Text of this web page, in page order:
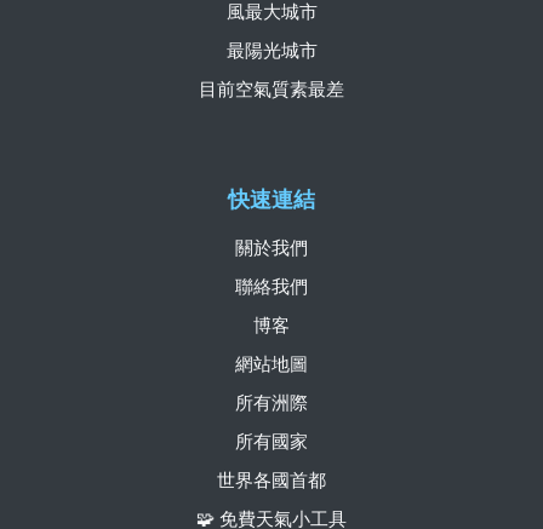
快速連結
關於我們
聯絡我們
博客
網站地圖
所有洲際
所有國家
世界各國首都
🧩 免費天氣小工具
風最大城市
最陽光城市
目前空氣質素最差